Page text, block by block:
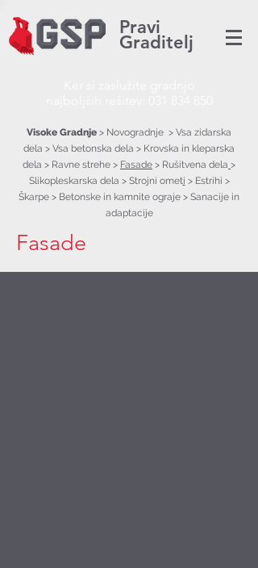
Pravi
Graditelj
Visoke Gradnje > Novogradnje > Vsa zidarska
dela > Vsa betonska dela > Krovska in kleparska
dela > Ravne strehe > Fasade > Rušitvena dela >
Slikopleskarska dela > Strojni ometi > Estrihi >
Škarpe > Betonske in kamnite ograje > Sanacije in
adaptacije
Fasade